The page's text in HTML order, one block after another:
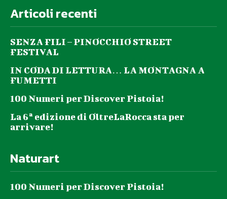
Articoli recenti
SENZA FILI – PINOCCHIO STREET
FESTIVAL
IN CODA DI LETTURA… LA MONTAGNA A
FUMETTI
100 Numeri per Discover Pistoia!
La 6ª edizione di OltreLaRocca sta per
arrivare!
Naturart
100 Numeri per Discover Pistoia!